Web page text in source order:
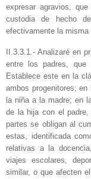
expresar agravios,
custodia de hecho
efectivamente la misma
II.3.3.1.- Analizaré en
entre los padres, que
Establece este en la
ambos progenitores;
la niña a la madre; en
de la hija con el
partes se obligan al
estas, identificada
relativas a la
viajes escolares,
similar, o que afecten